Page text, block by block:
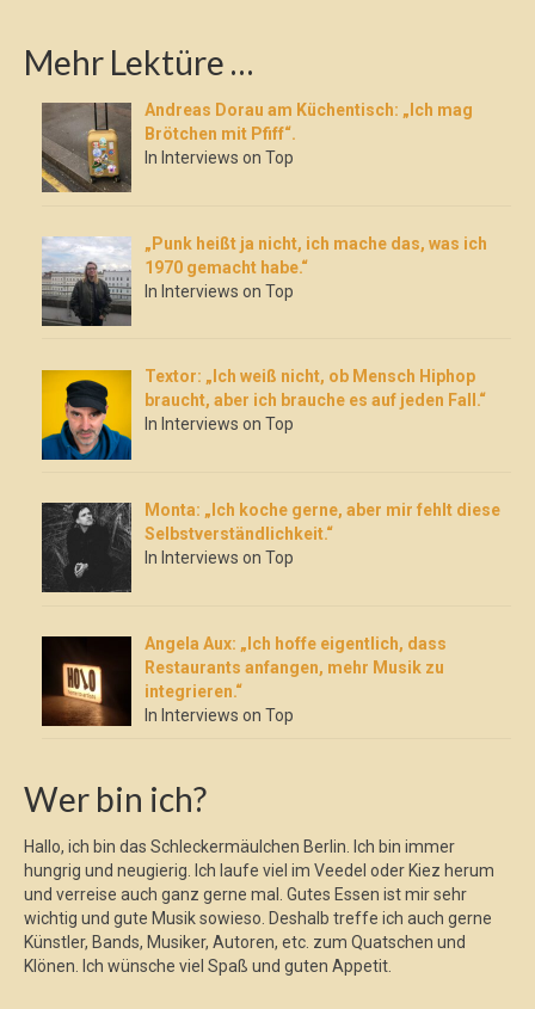
Mehr Lektüre …
Andreas Dorau am Küchentisch: „Ich mag
Brötchen mit Pfiff“.
In Interviews on Top
„Punk heißt ja nicht, ich mache das, was ich
1970 gemacht habe.“
In Interviews on Top
Textor: „Ich weiß nicht, ob Mensch Hiphop
braucht, aber ich brauche es auf jeden Fall.“
In Interviews on Top
Monta: „Ich koche gerne, aber mir fehlt diese
Selbstverständlichkeit.“
In Interviews on Top
Angela Aux: „Ich hoffe eigentlich, dass
Restaurants anfangen, mehr Musik zu
integrieren.“
In Interviews on Top
Wer bin ich?
Hallo, ich bin das Schleckermäulchen Berlin. Ich bin immer
hungrig und neugierig. Ich laufe viel im Veedel oder Kiez herum
und verreise auch ganz gerne mal. Gutes Essen ist mir sehr
wichtig und gute Musik sowieso. Deshalb treffe ich auch gerne
Künstler, Bands, Musiker, Autoren, etc. zum Quatschen und
Klönen. Ich wünsche viel Spaß und guten Appetit.